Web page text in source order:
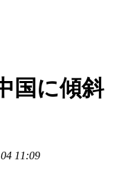
国に傾斜
11:09